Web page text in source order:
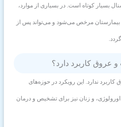
بسیار کوتاه است. در بسیاری از موارد،
بیمارستان مرخص می‌شود و می‌تواند پس از
و عروق کاربرد دارد؟
کاربرد ندارد. این رویکرد در حوزه‌های
اورولوژی، و زنان نیز برای تشخیص و درمان